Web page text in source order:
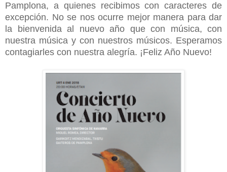
Pamplona, a quienes recibimos con caracteres de
excepción. No se nos ocurre mejor manera para dar
la bienvenida al nuevo año que con música, con
nuestra música y con nuestros músicos. Esperamos
contagiarles con nuestra alegría. ¡Feliz Año Nuevo!